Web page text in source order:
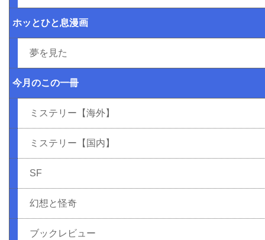
ホッとひと息漫画
夢を見た
今月のこの一冊
ミステリー【海外】
ミステリー【国内】
SF
幻想と怪奇
ブックレビュー